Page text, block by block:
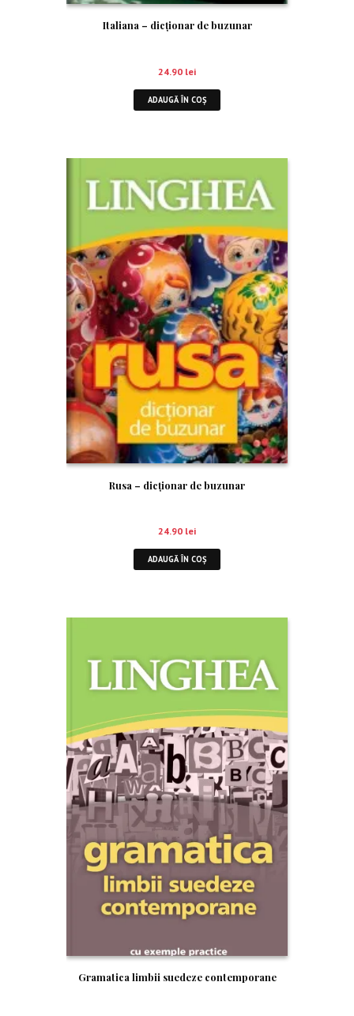
Italiana – dicţionar de buzunar
24.90 lei
ADAUGĂ ÎN COȘ
Rusa – dicţionar de buzunar
24.90 lei
ADAUGĂ ÎN COȘ
Gramatica limbii suedeze contemporane